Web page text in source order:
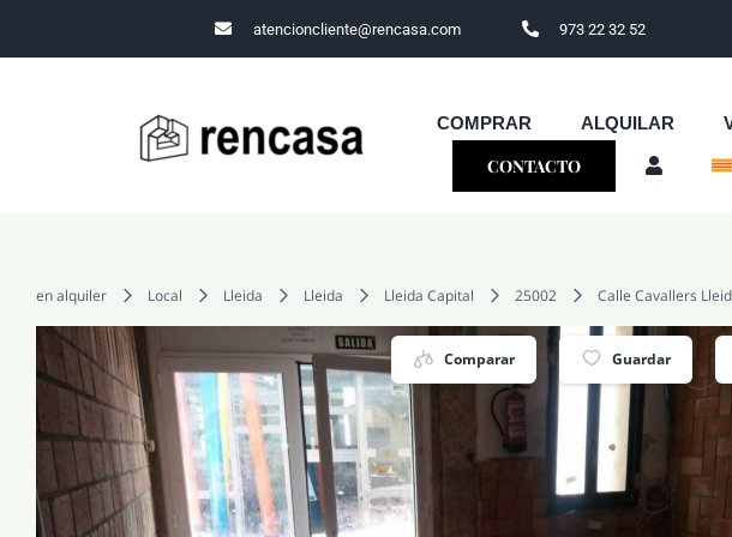
to
atencioncliente@rencasa.com 973 22 32 52
COMPRAR ALQUILAR
CONTACTO
en alquiler Local Lleida Lleida Lleida Capital 25002 Calle Cavallers
Comparar Guardar